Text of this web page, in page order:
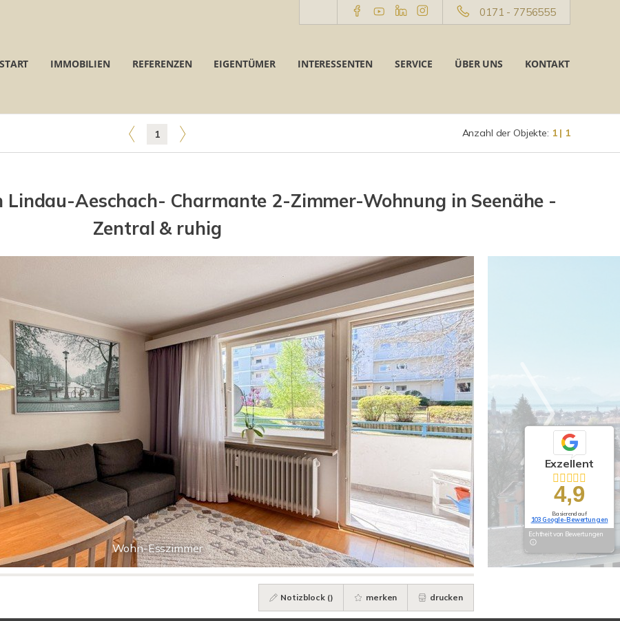
0171 - 7756555
START IMMOBILIEN REFERENZEN EIGENTÜMER INTERESSENTEN SERVICE ÜBER UNS KONTAKT
1 Anzahl der Objekte: 1 | 1
Aeschach- Charmante 2-Zimmer-Wohnung in Seenähe -
Zentral & ruhig
Wohn-Esszimmer
Notizblock () merken drucken
Exzellent
4,9
Basierend auf
103 Google-Bewertungen
Echtheit von Bewertungen